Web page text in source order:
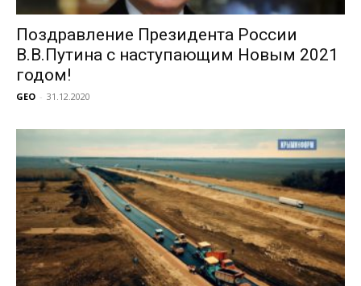
Поздравление Президента России
В.В.Путина с наступающим Новым 2021
годом!
GEO - 31.12.2020